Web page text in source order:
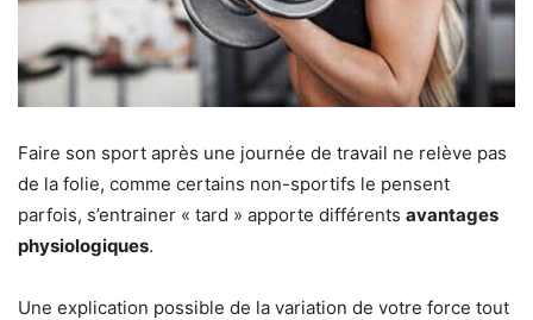
Faire son sport après une journée de travail ne relève pas
de la folie, comme certains non-sportifs le pensent
parfois, s’entrainer « tard » apporte différents avantages
physiologiques.
Une explication possible de la variation de votre force tout